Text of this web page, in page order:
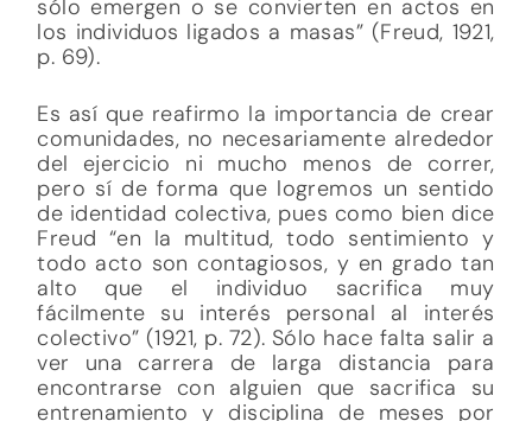
sólo emergen o se convierten en actos en
los individuos ligados a masas” (Freud, 1921,
p. 69).
Es así que reafirmo la importancia de crear
comunidades, no necesariamente alrededor
del ejercicio ni mucho menos de correr,
pero sí de forma que logremos un sentido
de identidad colectiva, pues como bien dice
Freud “en la multitud, todo sentimiento y
todo acto son contagiosos, y en grado tan
alto que el individuo sacrifica muy
fácilmente su interés personal al interés
colectivo” (1921, p. 72). Sólo hace falta salir a
ver una carrera de larga distancia para
encontrarse con alguien que sacrifica su
entrenamiento y disciplina de meses por